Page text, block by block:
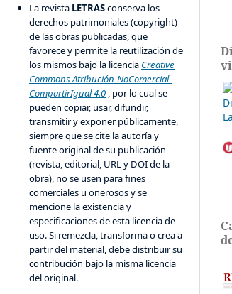
La revista LETRASconserva los
derechos patrimoniales (copyright)
de las obras publicadas, que
favorece y permite la reutilización de
los mismos bajo la licencia Creative
Commons Atribución-NoComercial-
CompartirIgual 4.0 , por lo cual se
pueden copiar, usar, difundir,
transmitir y exponer públicamente,
siempre que se cite la autoría y
fuente original de su publicación
(revista, editorial, URL y DOI de la
obra), no se usen para fines
comerciales u onerosos y se
mencione la existencia y
especificaciones de esta licencia de
uso. Si remezcla, transforma o crea a
partir del material, debe distribuir su
contribución bajo la misma licencia
del original.